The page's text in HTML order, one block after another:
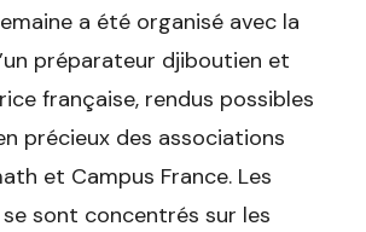
a été organisé avec la
préparateur djiboutien et
française, rendus possibles
précieux des associations
et Campus France. Les
sont concentrés sur les